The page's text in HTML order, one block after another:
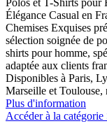
Polos et T-Shirts pour
Élégance Casual en
Chemises Exquises
sélection soignée de
shirts pour homme,
adaptée aux clients
Disponibles à Paris,
Marseille et Toulouse,
Plus d'information
Accéder à la catégorie